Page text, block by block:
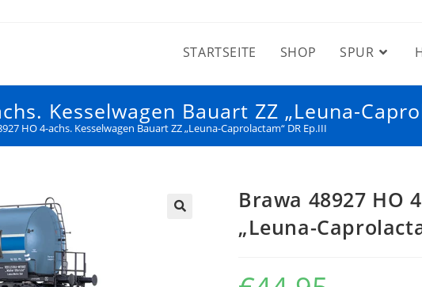
STARTSEITE SHOP SPUR
Kesselwagen Bauart ZZ „Leuna-
HO 4-achs. Kesselwagen Bauart ZZ „Leuna-Caprolactam“ DR Ep.III
Brawa 48927 HO
„Leuna-